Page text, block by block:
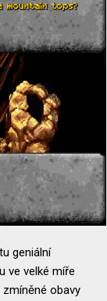
geniální
ve velké míře
obavy